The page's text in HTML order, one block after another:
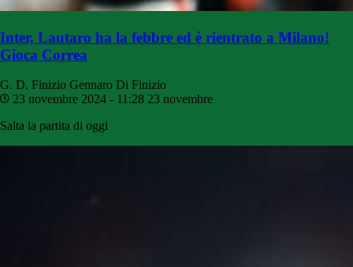
Inter, Lautaro ha la febbre ed è rientrato a Milano!
Gioca Correa
G. D. Finizio Gennaro Di Finizio
23 novembre 2024 - 11:28 23 novembre
Salta la partita di oggi